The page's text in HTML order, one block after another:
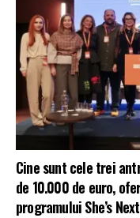
Cine sunt cele trei
de 10.000 de euro,
programului She’s Next